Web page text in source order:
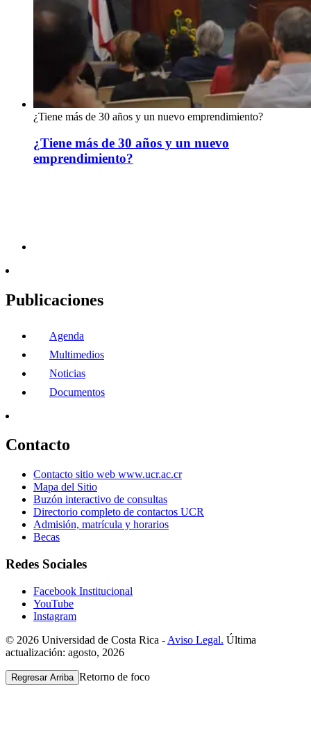
¿Tiene más de 30 años y un nuevo emprendimiento?
¿Tiene más de 30 años y un nuevo
emprendimiento?
Publicaciones
Agenda
Multimedios
Noticias
Documentos
Contacto
Contacto sitio web www.ucr.ac.cr
Mapa del Sitio
Buzón interactivo de consultas
Directorio completo de contactos UCR
Admisión, matrícula y horarios
Becas
Redes Sociales
Facebook Institucional
YouTube
Instagram
© 2026 Universidad de Costa Rica - Aviso Legal. Última
actualización: agosto, 2026
Regresar Arriba Retorno de foco